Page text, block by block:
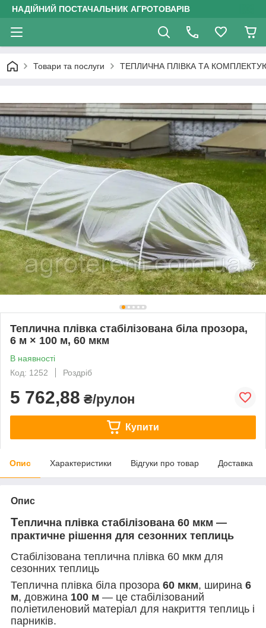
НАДІЙНИЙ ПОСТАЧАЛЬНИК АГРОТОВАРІВ
Товари та послуги ТЕПЛИЧНА ПЛІВКА ТА
Теплична плівка стабілізована біла прозора,
6 м × 100 м, 60 мкм
В наявності
Код: 1252
Роздріб
5 762,88 ₴/рулон
Купити
Опис Характеристики Відгуки про товар Доставка
Опис
Теплична плівка стабілізована 60 мкм —
практичне рішення для сезонних теплиць
Стабілізована теплична плівка 60 мкм для
сезонних теплиць
Теплична плівка біла прозора 60 мкм, ширина 6
м, довжина 100 м — це стабілізований
поліетиленовий матеріал для накриття теплиць і
парників.